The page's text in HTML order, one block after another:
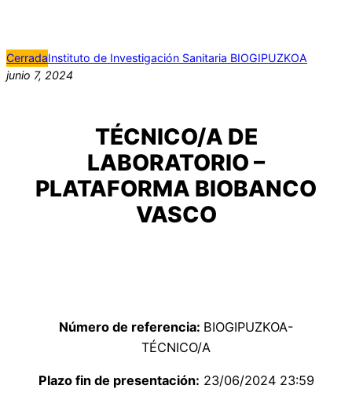
CerradaInstituto de Investigación Sanitaria BIOGIPUZKOA
junio 7, 2024
TÉCNICO/A DE
LABORATORIO –
PLATAFORMA BIOBANCO
VASCO
Número de referencia: BIOGIPUZKOA-
TÉCNICO/A
Plazo fin de presentación: 23/06/2024 23:59